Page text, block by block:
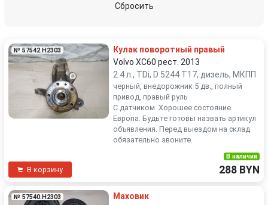
Сбросить
№ 57542.H2303
Кулак поворотный правый
Volvo XC60 рест. 2013
2.4 л., TDi, D 5244 T17, дизель, МКПП
черный, внедорожник 5 дв., полный
привод, правый руль
С датчиком. Хорошее состояние.
Европа. Будьте готовы назвать артикул
объявления. Перед выездом на склад
обязательно звоните.
В корзину
В наличии
288 BYN
№ 57540.H2303
Маховик